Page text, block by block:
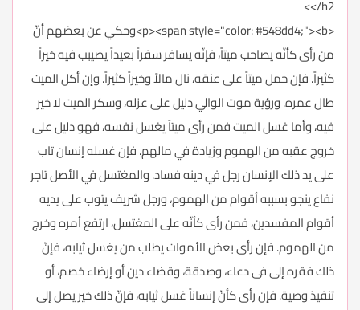
</h2>
<p><span style="color: #548dd4;"><b>وحكي عن بعضهم أنّ
من رأى كأنّه يصاحب ميتاً، فإنّه يسافر سفراً بعيداً يصيبب فيه خيراً
كثيراً. فإن حمل ميتاً على عنقه، نال مالاً وخيراً كثيراً. وإن أكل الميت
طال عمره. ورؤية موت الوالي دليل على عزله، وسكر الميت لا خير
فيه، وأما غسل الميت فمن رأى ميتاً يغسل نفسه، فهو دليل على
خروج عقبه من الهموم وزيادة في مالهم. فإن غسله إنسان تاب
على يد ذلك الإنسان رجل في دينه فساد. والمغتسل في الأصل تاجر
نفاع ينجو بسببه أقوام من الهموم، ورجل شريف يتوب على يديه
أقوام المفسدين، فمن رأى كأنّه على المغتسل، ارتفع أمره وخرج
من الهموم. فإن رأى بعض الأموات يطلب من يغسل ثيابه، فإنّ
ذلك فقره إلى فى دعاء، وصدقة، وقضاء دين أو إرضاء خصم، أو
تنفيذ وصية. فإن رأى كأنّ إنساناً غسل ثيابه، فإنّ ذلك خير يصل إلى